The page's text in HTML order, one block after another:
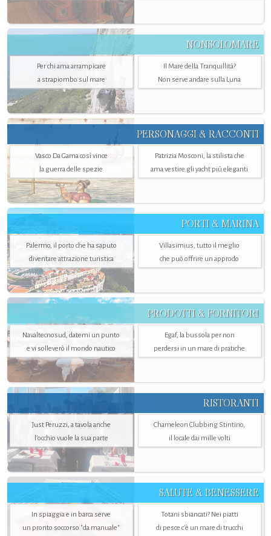
NONSOLOMARE
Per chi ama arrampicare
a strapiombo sul mare
Il Mare della Tranquillità?
Non serve andare sulla Luna
PERSONAGGI & RACCONTI
Vasco Da Gama così vince
la guerra delle spezie
Patrizia Mosconi, la stilista che
ama vestire gli yacht più eleganti
PORTI & MARINA
Palermo, il porto che ha saputo
diventare attrazione turistica
Villasimius, tutto il meglio
che può offrire un approdo
PRODOTTI & FORNITORI
Navaltecnosud, datemi un punto
e vi solleverò il mondo nautico
Egaf, la bussola per non
perdersi in un mare di pratiche
RISTORANTI
Just Peruzzi, a tavola anche
l’occhio vuole la sua parte
Chameleon Clubbing Stintino,
il locale dai mille volti
SALUTE & BENESSERE
In spiaggia e in barca serve
un pronto soccorso "da manuale"
Totani sbiancati? Nei piatti
di pesce c'è un mare di trucchi